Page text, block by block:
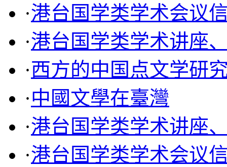
·港台国学类学术会议
·港台国学类学术讲座
·西方的中国点文学研
·中國文學在臺灣
·港台国学类学术讲座
·港台国学类学术会议